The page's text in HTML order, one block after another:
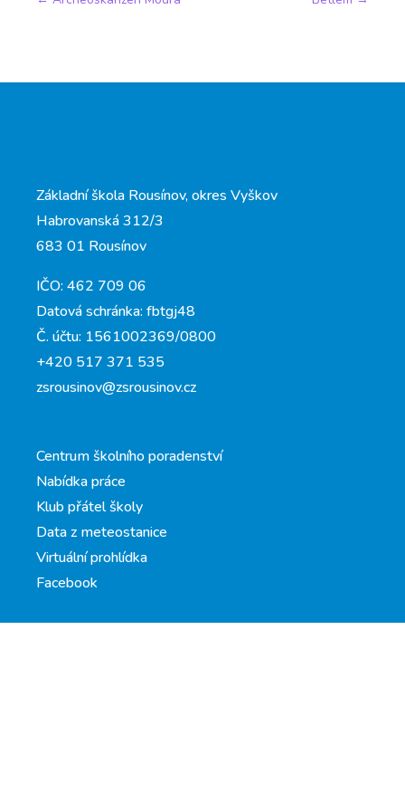
Základní škola Rousínov, okres Vyškov
Habrovanská 312/3
683 01 Rousínov
IČO: 462 709 06
Datová schránka: fbtgj48
Č. účtu: 1561002369/0800
+420 517 371 535
zsrousinov@zsrousinov.cz
Centrum školního poradenství
Nabídka práce
Klub přátel školy
Data z meteostanice
Virtuální prohlídka
Facebook